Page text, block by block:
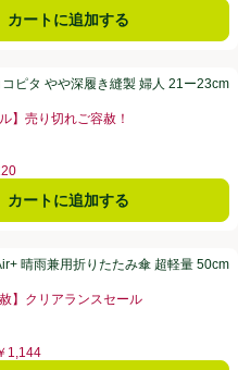
カートに追加する
婦人 21ー23cm ベージュ
ピタ やや深履き縫製 婦人 21ー23cm
】売り切れご容赦！
カートに追加する
傘 超軽量 50cm ネイビー
晴雨兼用折りたたみ傘 超軽量 50cm
】クリアランスセール
1,144